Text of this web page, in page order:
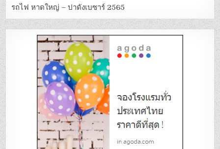
รถไฟ หาดใหญ่ – ปาดังเบซาร์ 2565